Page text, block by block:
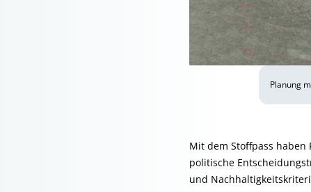
Planung
Mit dem Stoffpass
politische
und